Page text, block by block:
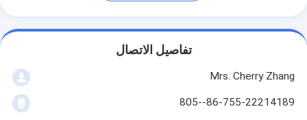
تفاصيل الاتصال
Mrs. Cherry Zhang
86-755-22214189--805